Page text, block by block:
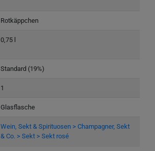
Rotkäppchen
0,75 l
Standard (19%)
1
Glasflasche
Wein, Sekt & Spirituosen > Champagner, Sekt
& Co. > Sekt > Sekt rosé